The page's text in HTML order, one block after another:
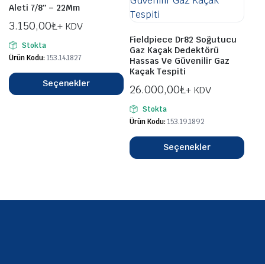
Aleti 7/8″ – 22Mm
3.150,00₺+ KDV
Stokta
Ürün Kodu: 153.14.1827
Seçenekler
Fieldpiece Dr82 Soğutucu
Gaz Kaçak Dedektörü
Hassas Ve Güvenilir Gaz
Kaçak Tespiti
26.000,00₺+ KDV
Stokta
Ürün Kodu: 153.19.1892
Seçenekler